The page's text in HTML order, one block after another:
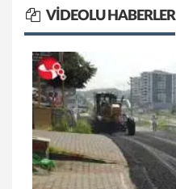
VIDEOLU HABERLER